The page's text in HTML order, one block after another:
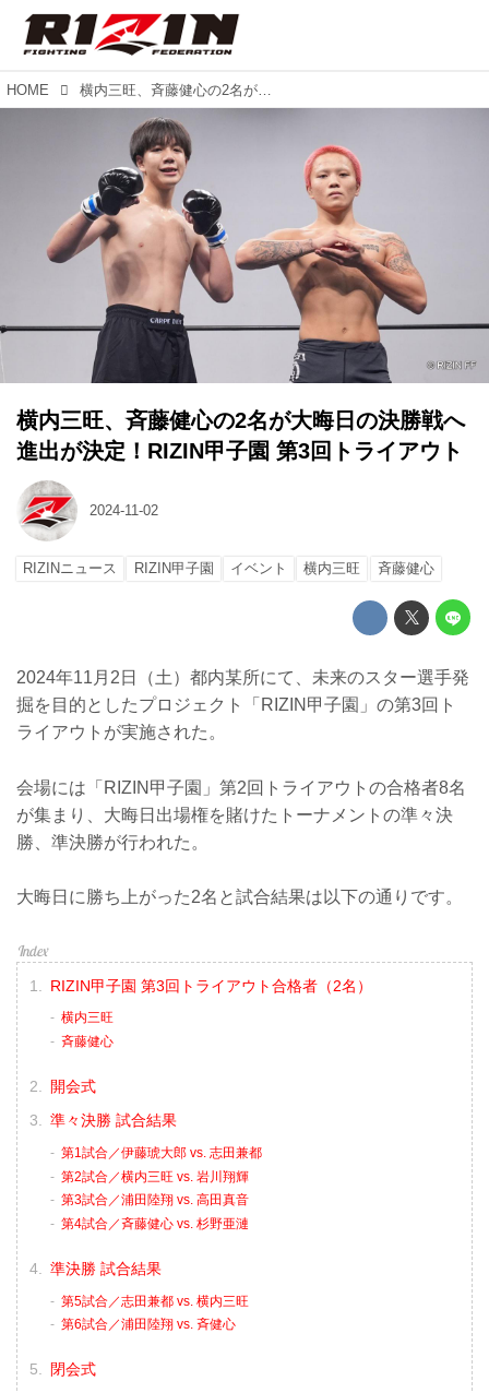
HOME 横内三旺、⻫藤健心の2名が大晦日の決勝戦へ進出が決定！RIZIN甲子園 第3回トライアウト
横内三旺、⻫藤健心の2名が大晦日の決勝戦へ
進出が決定！RIZIN甲子園 第3回トライアウト
2024-11-02
RIZINニュース RIZIN甲子園 イベント 横内三旺 ⻫藤健心
2024年11月2日（土）都内某所にて、未来のスター選手発
掘を目的としたプロジェクト「RIZIN甲子園」の第3回ト
ライアウトが実施された。
会場には「RIZIN甲子園」第2回トライアウトの合格者8名
が集まり、大晦日出場権を賭けたトーナメントの準々決
勝、準決勝が行われた。
大晦日に勝ち上がった2名と試合結果は以下の通りです。
RIZIN甲子園 第3回トライアウト合格者（2名）
横内三旺
⻫藤健心
開会式
準々決勝 試合結果
第1試合／伊藤琥大郎 vs. 志田兼都
第2試合／横内三旺 vs. 岩川翔輝
第3試合／浦田陸翔 vs. 高田真音
第4試合／⻫藤健心 vs. 杉野亜漣
準決勝 試合結果
第5試合／志田兼都 vs. 横内三旺
第6試合／浦田陸翔 vs. 斉健心
閉会式